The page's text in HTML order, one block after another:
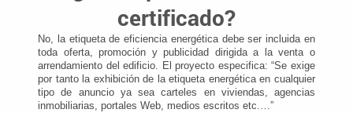
certificado?
No, la etiqueta de eficiencia energética debe ser incluida en
toda oferta, promoción y publicidad dirigida a la venta o
arrendamiento del edificio. El proyecto especifica: “Se exige
por tanto la exhibición de la etiqueta energética en cualquier
tipo de anuncio ya sea carteles en viviendas, agencias
inmobiliarias, portales Web, medios escritos etc.…”